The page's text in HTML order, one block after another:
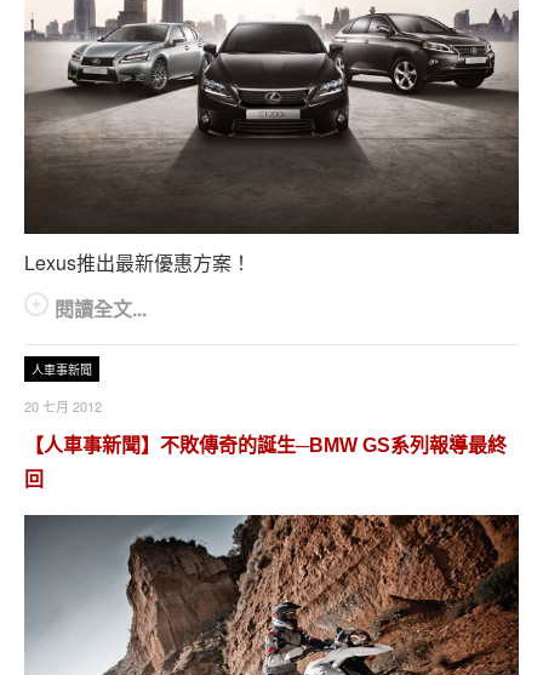
輪胎特區
促銷訊息
人車軼事
試車報導
專題報導
車型比拼
Lexus推出最新優惠方案！
閱讀全文...
人車事新聞
20 七月 2012
【人車事新聞】不敗傳奇的誕生─BMW GS系列報導最終
回